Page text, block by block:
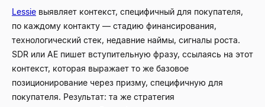
Lessie выявляет контекст, специфичный для покупателя,
по каждому контакту — стадию финансирования,
технологический стек, недавние наймы, сигналы роста.
SDR или AE пишет вступительную фразу, ссылаясь на этот
контекст, которая выражает то же базовое
позиционирование через призму, специфичную для
покупателя. Результат: та же стратегия